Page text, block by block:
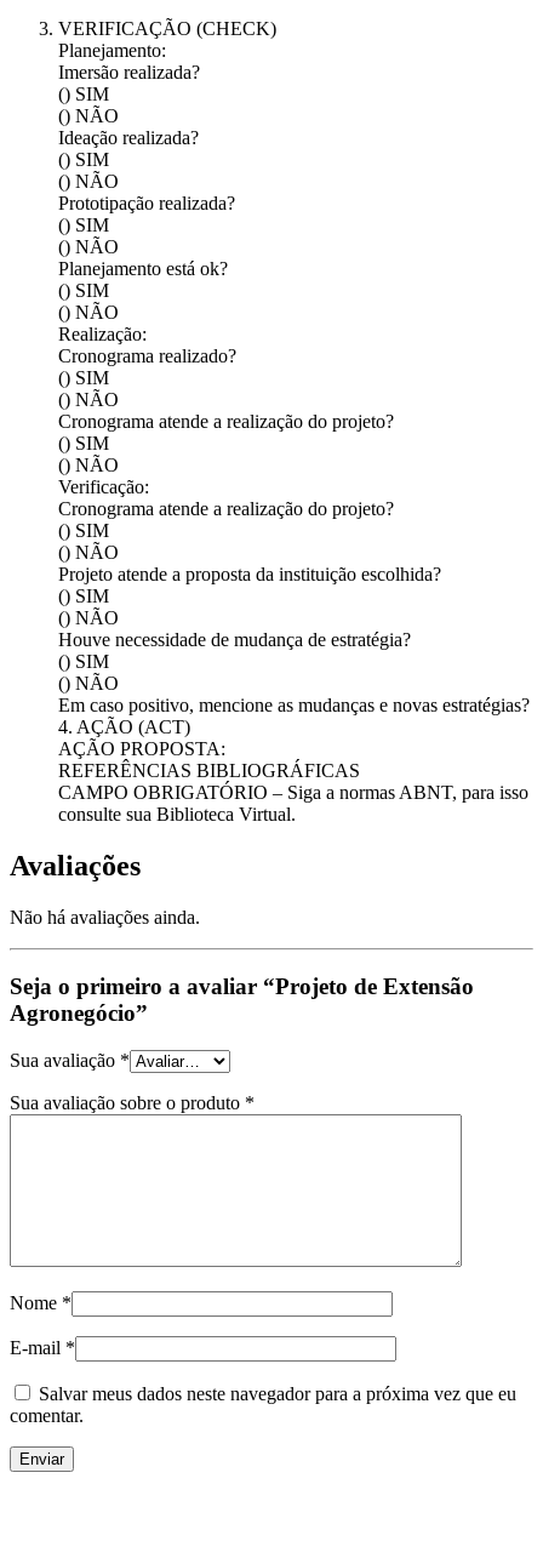
VERIFICAÇÃO (CHECK)
Planejamento:
Imersão realizada?
() SIM
() NÃO
Ideação realizada?
() SIM
() NÃO
Prototipação realizada?
() SIM
() NÃO
Planejamento está ok?
() SIM
() NÃO
Realização:
Cronograma realizado?
() SIM
() NÃO
Cronograma atende a realização do projeto?
() SIM
() NÃO
Verificação:
Cronograma atende a realização do projeto?
() SIM
() NÃO
Projeto atende a proposta da instituição escolhida?
() SIM
() NÃO
Houve necessidade de mudança de estratégia?
() SIM
() NÃO
Em caso positivo, mencione as mudanças e novas estratégias?
4. AÇÃO (ACT)
AÇÃO PROPOSTA:
REFERÊNCIAS BIBLIOGRÁFICAS
CAMPO OBRIGATÓRIO – Siga a normas ABNT, para isso
consulte sua Biblioteca Virtual.
Avaliações
Não há avaliações ainda.
Seja o primeiro a avaliar “Projeto de Extensão
Agronegócio”
Sua avaliação *
Sua avaliação sobre o produto *
Nome *
E-mail *
Salvar meus dados neste navegador para a próxima vez que eu
comentar.